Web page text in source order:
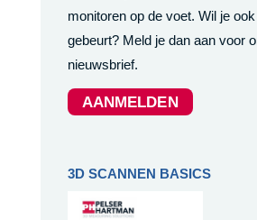
monitoren op de voet. Wil je
gebeurt? Meld je dan aan voor
nieuwsbrief.
AANMELDEN
3D SCANNEN BASICS